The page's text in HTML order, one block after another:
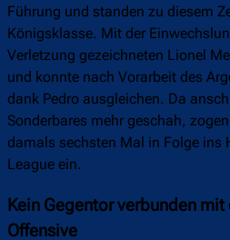
Führung und standen zu diesem
Königsklasse. Mit der
Verletzung gezeichneten Lionel
und konnte nach Vorarbeit des
dank Pedro ausgleichen. Da
Sonderbares mehr geschah,
damals sechsten Mal in Folge ins
League ein.
Kein Gegentor verbunden
Offensive